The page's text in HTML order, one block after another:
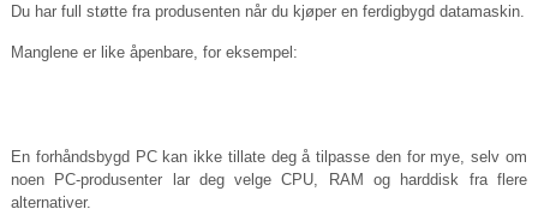
Du har full støtte fra produsenten når du kjøper en ferdigbygd datamaskin.
Manglene er like åpenbare, for eksempel:
En forhåndsbygd PC kan ikke tillate deg å tilpasse den for mye, selv om
noen PC-produsenter lar deg velge CPU, RAM og harddisk fra flere
alternativer.